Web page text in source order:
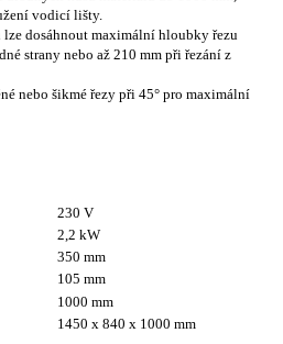
vodicí lišty.
dosáhnout maximální hloubky řezu
strany nebo až 210 mm při řezání z
nebo šikmé řezy při 45° pro maximální
230 V
2,2 kW
350 mm
105 mm
1000 mm
1450 x 840 x 1000 mm